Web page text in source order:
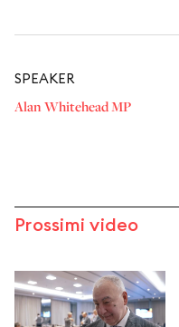
SPEAKER
Alan Whitehead MP
Prossimi video